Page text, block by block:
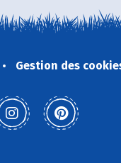
Gestion des